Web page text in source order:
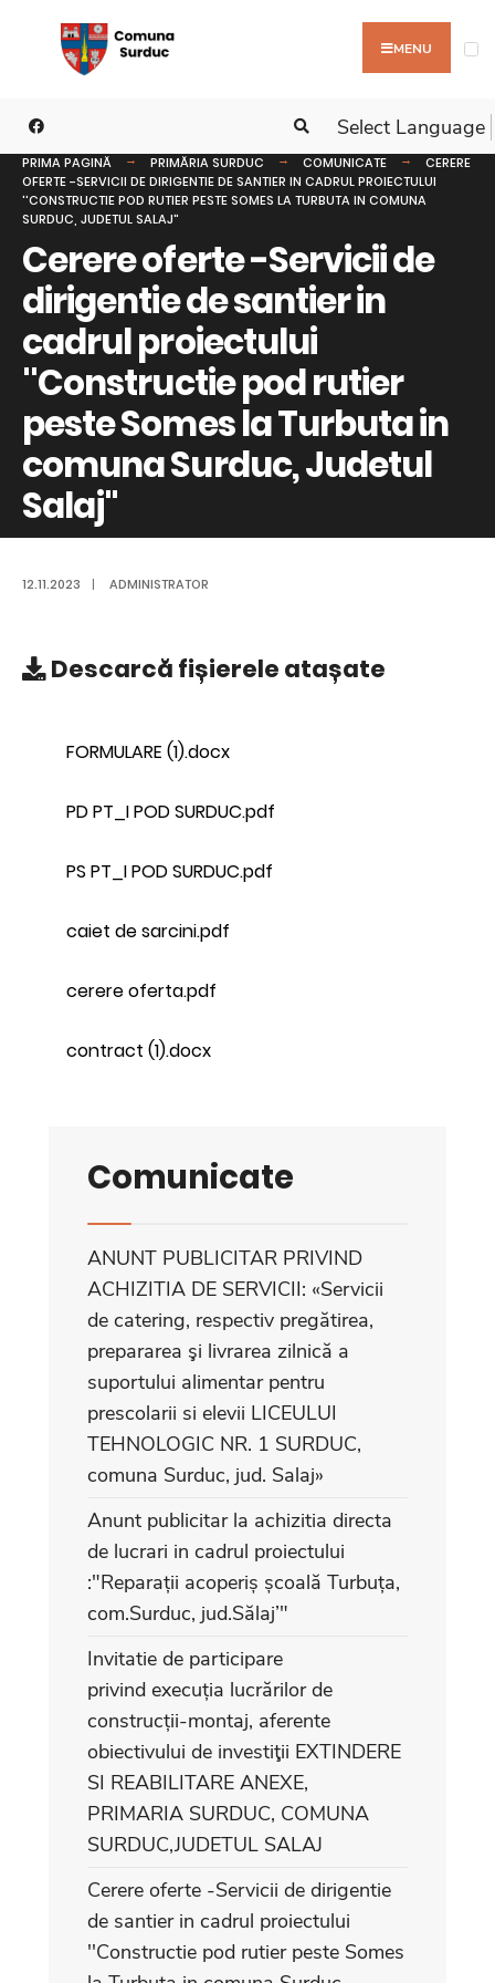
MENU
Select Language
PRIMA PAGINĂ PRIMĂRIA SURDUC COMUNICATE
CERERE
OFERTE -SERVICII DE DIRIGENTIE DE SANTIER IN CADRUL PROIECTULUI
''CONSTRUCTIE POD RUTIER PESTE SOMES LA TURBUTA IN COMUNA
SURDUC, JUDETUL SALAJ"
Cerere oferte -Servicii de
dirigentie de santier in
cadrul proiectului
''Constructie pod rutier
peste Somes la Turbuta in
comuna Surduc, Judetul
Salaj"
12.11.2023 | ADMINISTRATOR
Descarcăfișierele atașate
FORMULARE (1).docx
PD PT_I POD SURDUC.pdf
PS PT_I POD SURDUC.pdf
caiet de sarcini.pdf
cerere oferta.pdf
contract (1).docx
Comunicate
ANUNT PUBLICITAR PRIVIND
ACHIZITIA DE SERVICII: «Servicii
de catering, respectiv pregătirea,
prepararea şi livrarea zilnică a
suportului alimentar pentru
prescolarii si elevii LICEULUI
TEHNOLOGIC NR. 1 SURDUC,
comuna Surduc, jud. Salaj»
Anunt publicitar la achizitia directa
de lucrari in cadrul proiectului
:"Reparații acoperiș școală Turbuța,
com.Surduc, jud.Sălaj’"
Invitatie de participare
privind execuția lucrărilor de
construcții-montaj, aferente
obiectivului de investiţii EXTINDERE
SI REABILITARE ANEXE,
PRIMARIA SURDUC, COMUNA
SURDUC,JUDETUL SALAJ
Cerere oferte -Servicii de dirigentie
de santier in cadrul proiectului
''Constructie pod rutier peste Somes